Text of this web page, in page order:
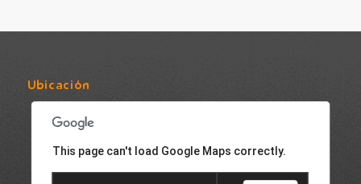
Ubicación
This page can't load Google Maps correctly.